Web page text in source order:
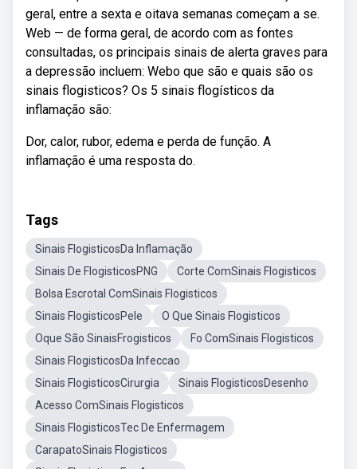
geral, entre a sexta e oitava semanas começam a se.
Web — de forma geral, de acordo com as fontes
consultadas, os principais sinais de alerta graves para
a depressão incluem: Webo que são e quais são os
sinais flogisticos? Os 5 sinais flogísticos da
inflamação são:
Dor, calor, rubor, edema e perda de função. A
inflamação é uma resposta do.
Tags
Sinais FlogisticosDa Inflamação
Sinais De FlogisticosPNG
Corte ComSinais Flogisticos
Bolsa Escrotal ComSinais Flogisticos
Sinais FlogisticosPele
O Que Sinais Flogisticos
Oque São SinaisFrogisticos
Fo ComSinais Flogisticos
Sinais FlogisticosDa Infeccao
Sinais FlogisticosCirurgia
Sinais FlogisticosDesenho
Acesso ComSinais Flogisticos
Sinais FlogisticosTec De Enfermagem
CarapatoSinais Flogisticos